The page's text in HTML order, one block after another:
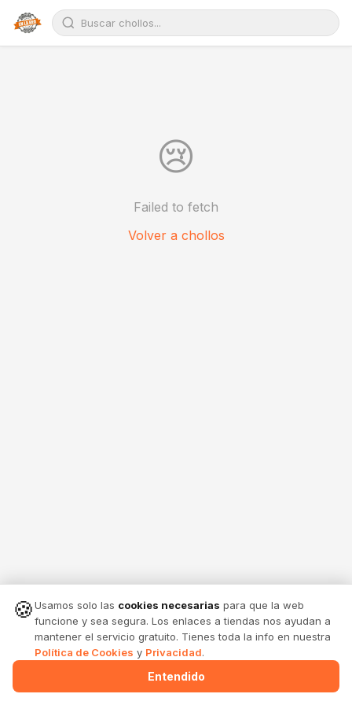
😢
Failed to fetch
Volver a chollos
Menu Alertas Comparte Entrar
🍪Usamos solo las cookies necesarias para que la web
funcione y sea segura. Los enlaces a tiendas nos ayudan a
mantener el servicio gratuito. Tienes toda la info en nuestra
Política de Cookies y Privacidad.
Entendido